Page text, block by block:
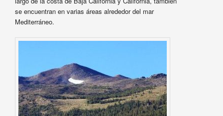
se encuentran en varias áreas alrededor del mar
Mediterráneo.